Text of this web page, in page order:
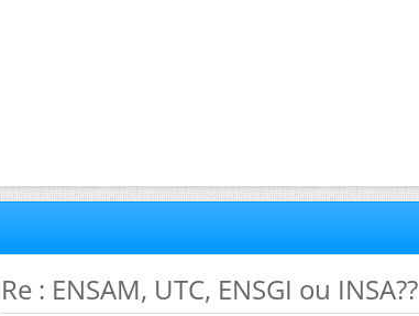
Re : ENSAM, UTC, ENSGI ou INSA??